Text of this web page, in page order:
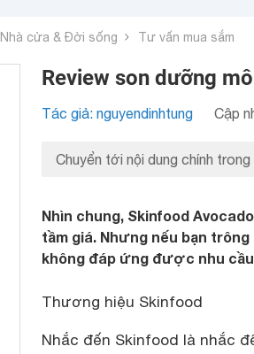
Nhà cửa & Đời sống Tư vấn mua sắm
Review son dưỡng
Tác giả: nguyendinhtung Cập
Chuyển tới nội dung chính trong
Nhìn chung, Skinfood
tầm giá. Nhưng nếu bạn
không đáp ứng được nhu
Thương hiệu Skinfood
Nhắc đến Skinfood là nhắc